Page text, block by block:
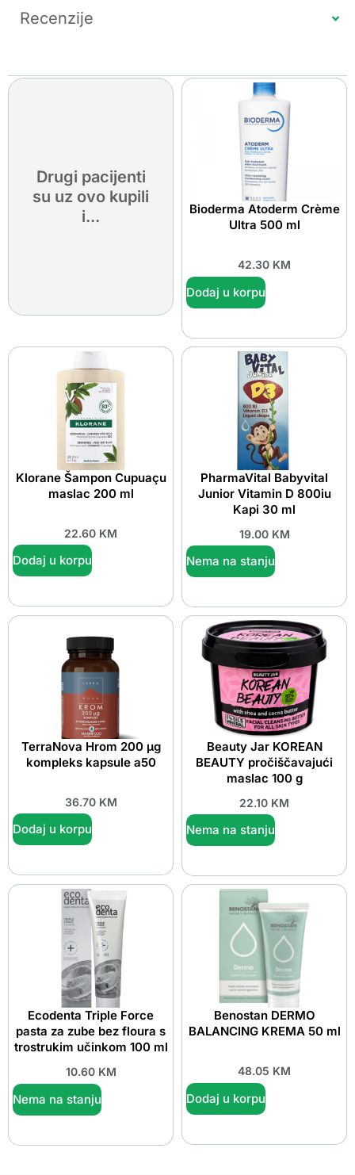
Recenzije
Drugi pacijenti
su uz ovo kupili
i...
Bioderma Atoderm Crème
Ultra 500 ml
42.30 KM
Dodaj u korpu
Klorane Šampon Cupuaçu
maslac 200 ml
22.60 KM
Dodaj u korpu
PharmaVital Babyvital
Junior Vitamin D 800iu
Kapi 30 ml
19.00 KM
Nema na stanju
TerraNova Hrom 200 μg
kompleks kapsule a50
36.70 KM
Dodaj u korpu
Beauty Jar KOREAN
BEAUTY pročiščavajući
maslac 100 g
22.10 KM
Nema na stanju
Ecodenta Triple Force
pasta za zube bez floura s
trostrukim učinkom 100 ml
10.60 KM
Nema na stanju
Benostan DERMO
BALANCING KREMA 50 ml
48.05 KM
Dodaj u korpu